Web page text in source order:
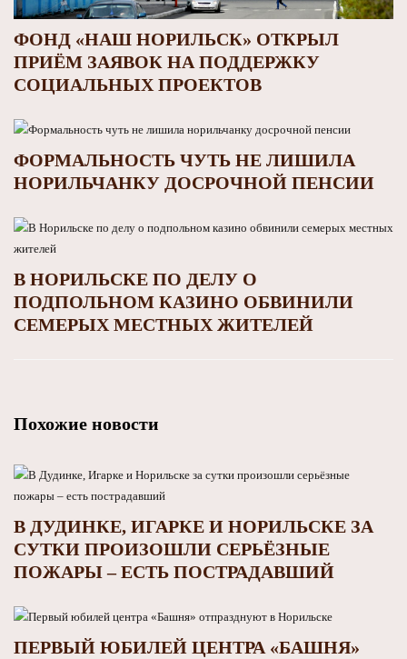
ФОНД «НАШ НОРИЛЬСК» ОТКРЫЛ
ПРИЁМ ЗАЯВОК НА ПОДДЕРЖКУ
СОЦИАЛЬНЫХ ПРОЕКТОВ
ФОРМАЛЬНОСТЬ ЧУТЬ НЕ ЛИШИЛА
НОРИЛЬЧАНКУ ДОСРОЧНОЙ ПЕНСИИ
В НОРИЛЬСКЕ ПО ДЕЛУ О
ПОДПОЛЬНОМ КАЗИНО ОБВИНИЛИ
СЕМЕРЫХ МЕСТНЫХ ЖИТЕЛЕЙ
Похожие новости
В ДУДИНКЕ, ИГАРКЕ И НОРИЛЬСКЕ ЗА
СУТКИ ПРОИЗОШЛИ СЕРЬЁЗНЫЕ
ПОЖАРЫ – ЕСТЬ ПОСТРАДАВШИЙ
ПЕРВЫЙ ЮБИЛЕЙ ЦЕНТРА «БАШНЯ»